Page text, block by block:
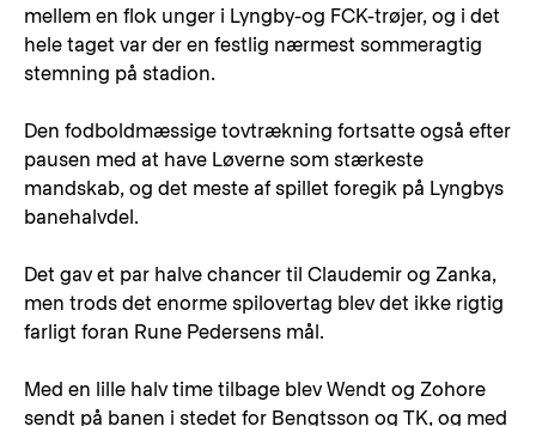
mellem en flok unger i Lyngby-og FCK-trøjer, og i det
hele taget var der en festlig nærmest sommeragtig
stemning på stadion.
Den fodboldmæssige tovtrækning fortsatte også efter
pausen med at have Løverne som stærkeste
mandskab, og det meste af spillet foregik på Lyngbys
banehalvdel.
Det gav et par halve chancer til Claudemir og Zanka,
men trods det enorme spilovertag blev det ikke rigtig
farligt foran Rune Pedersens mål.
Med en lille halv time tilbage blev Wendt og Zohore
sendt på banen i stedet for Bengtsson og TK, og med